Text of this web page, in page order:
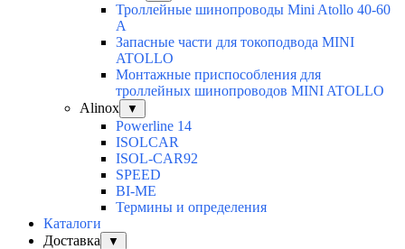
Троллейные шинопроводы Mini Atollo 40-60
А
Запасные части для токоподвода MINI
ATOLLO
Монтажные приспособления для
троллейных шинопроводов MINI ATOLLO
Alinox
▼
Powerline 14
ISOLCAR
ISOL-CAR92
SPEED
BI-ME
Термины и определения
Каталоги
Доставка
▼